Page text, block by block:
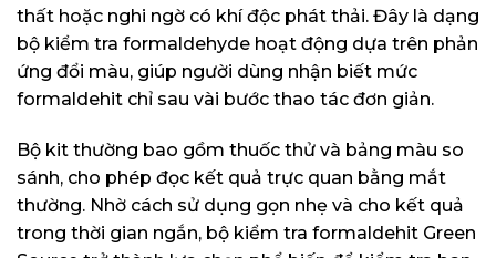
thất hoặc nghi ngờ có khí độc phát thải. Đây là dạng
bộ kiểm tra formaldehyde hoạt động dựa trên phản
ứng đổi màu, giúp người dùng nhận biết mức
formaldehit chỉ sau vài bước thao tác đơn giản.
Bộ kit thường bao gồm thuốc thử và bảng màu so
sánh, cho phép đọc kết quả trực quan bằng mắt
thường. Nhờ cách sử dụng gọn nhẹ và cho kết quả
trong thời gian ngắn, bộ kiểm tra formaldehit Green